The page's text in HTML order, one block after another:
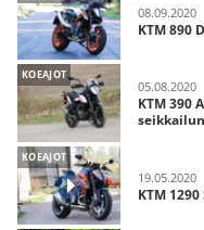
08.09.2020
KTM 890
KOEAJOT
05.08.2020
KTM 390
KOEAJOT
19.05.2020
KTM